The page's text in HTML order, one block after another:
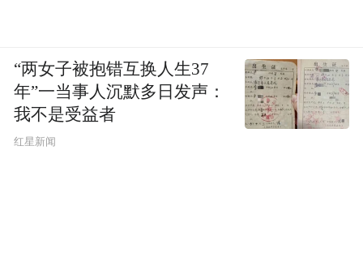
“两女子被抱错互换人生37
年”一当事人沉默多日发声：
我不是受益者
红星新闻